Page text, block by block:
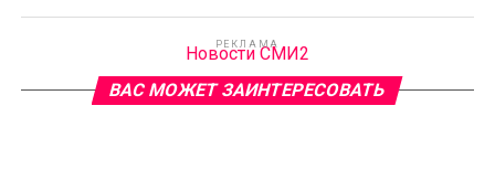
РЕКЛАМА
Новости СМИ2
ВАС МОЖЕТ ЗАИНТЕРЕСОВАТЬ